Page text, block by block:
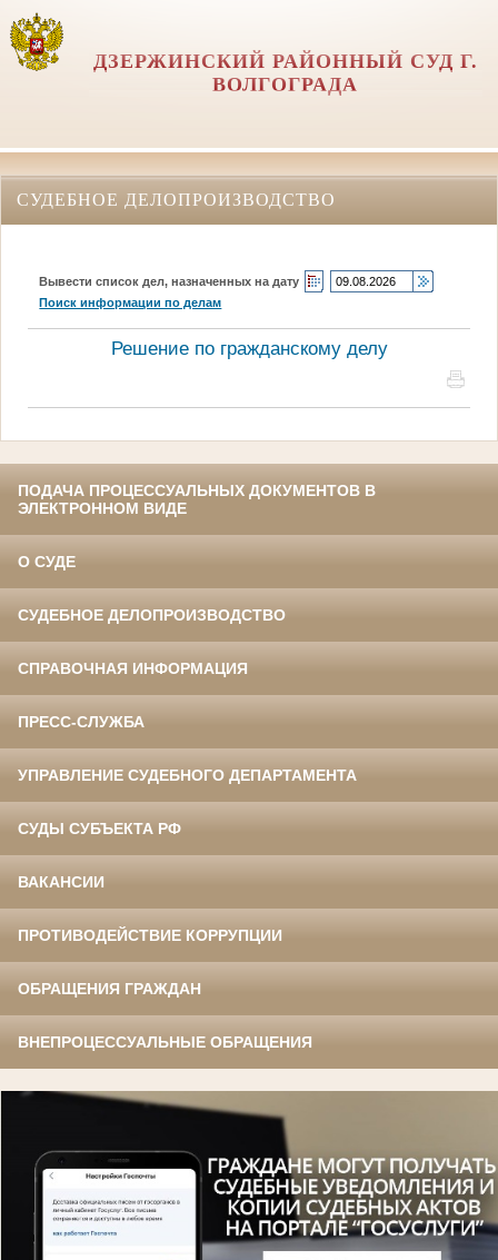
ДЗЕРЖИНСКИЙ РАЙОННЫЙ СУД Г.
ВОЛГОГРАДА
СУДЕБНОЕ ДЕЛОПРОИЗВОДСТВО
Вывести список дел, назначенных на дату
Поиск информации по делам
Решение по гражданскому делу
ПОДАЧА ПРОЦЕССУАЛЬНЫХ ДОКУМЕНТОВ В
ЭЛЕКТРОННОМ ВИДЕ
О СУДЕ
СУДЕБНОЕ ДЕЛОПРОИЗВОДСТВО
СПРАВОЧНАЯ ИНФОРМАЦИЯ
ПРЕСС-СЛУЖБА
УПРАВЛЕНИЕ СУДЕБНОГО ДЕПАРТАМЕНТА
СУДЫ СУБЪЕКТА РФ
ВАКАНСИИ
ПРОТИВОДЕЙСТВИЕ КОРРУПЦИИ
ОБРАЩЕНИЯ ГРАЖДАН
ВНЕПРОЦЕССУАЛЬНЫЕ ОБРАЩЕНИЯ